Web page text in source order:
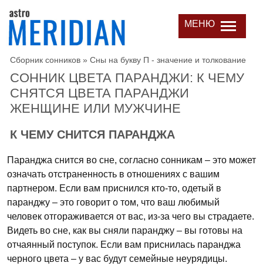
МЕНЮ
Сборник сонников » Сны на букву П - значение и толкование
СОННИК ЦВЕТА ПАРАНДЖИ: К ЧЕМУ
СНЯТСЯ ЦВЕТА ПАРАНДЖИ
ЖЕНЩИНЕ ИЛИ МУЖЧИНЕ
К ЧЕМУ СНИТСЯ ПАРАНДЖА
Паранджа снится во сне, согласно сонникам – это может
означать отстраненность в отношениях с вашим
партнером. Если вам приснился кто-то, одетый в
паранджу – это говорит о том, что ваш любимый
человек отгораживается от вас, из-за чего вы страдаете.
Видеть во сне, как вы сняли паранджу – вы готовы на
отчаянный поступок. Если вам приснилась паранджа
черного цвета – у вас будут семейные неурядицы.